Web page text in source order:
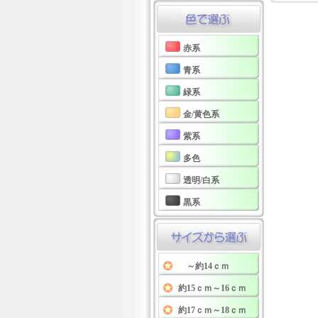
赤系
青系
緑系
金/黄色系
紫系
多色
透明/白系
黒系
～約14ｃｍ
約15ｃｍ～16ｃｍ
約17ｃｍ～18ｃｍ